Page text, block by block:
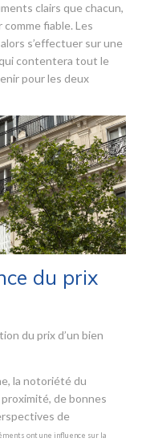
clairs que chacun,
fiable. Les
s’effectuer sur une
contentera tout le
pour les deux
du prix
du prix d’un bien
la notoriété du
de bonnes
de
ont une influence sur la